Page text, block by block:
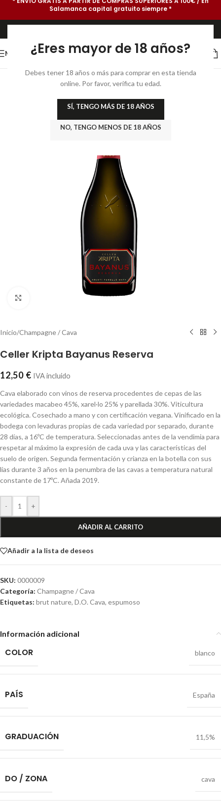
¿Eres mayor de 18 años?
Debes tener 18 años o más para comprar en esta tienda
online. Por favor, verifica tu edad.
SÍ, TENGO MÁS DE 18 AÑOS
NO, TENGO MENOS DE 18 AÑOS
Salamanca capital gratuito siempre *
MENU
Inicio/Champagne / Cava
Celler Kripta Bayanus Reserva
12,50 € IVA incluido
Cava elaborado con vinos de reserva procedentes de cepas de las
variedades macabeo 45%, xarel·lo 25% y parellada 30%. Viticultura
ecológica. Cosechado a mano y con certificación vegana. Vinificado en la
bodega con levaduras propias de cada variedad por separado, durante
28 días, a 16ºC de temperatura. Seleccionadas antes de la vendimia para
respetar al máximo la expresión de cada uva y las características del
suelo de origen. Segunda fermentación y crianza en la botella con sus
lías durante 3 años en la penumbra de las cavas a temperatura natural
constante de 17ºC. Añada 2019.
- +
AÑADIR AL CARRITO
Añadir a la lista de deseos
SKU: 0000009
Categoría: Champagne / Cava
Etiquetas: brut nature, D.O. Cava, espumoso
Información adicional
COLOR blanco
PAÍS España
GRADUACIÓN 11,5%
DO / ZONA cava